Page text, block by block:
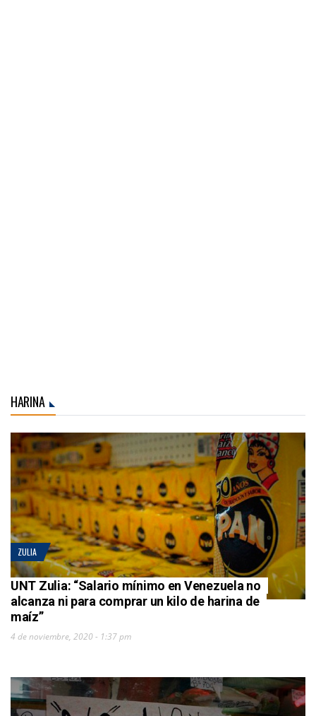
HARINA
ZULIA
UNT Zulia: “Salario mínimo en Venezuela no
alcanza ni para comprar un kilo de harina de
maíz”
4 de noviembre, 2020 - 1:37 pm